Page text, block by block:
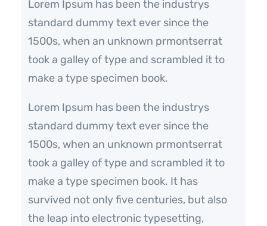
m
Lorem Ipsum has been the industrys
standard dummy text ever since the
1500s, when an unknown prmontserrat
took a galley of type and scrambled it to
make a type specimen book.
Lorem Ipsum has been the industrys
standard dummy text ever since the
1500s, when an unknown prmontserrat
took a galley of type and scrambled it to
make a type specimen book. It has
survived not only five centuries, but also
the leap into electronic typesetting,